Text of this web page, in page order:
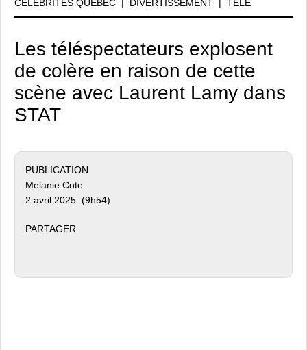
CELEBRITES QUEBEC | DIVERTISSEMENT | TELE
Les téléspectateurs explosent
de colère en raison de cette
scène avec Laurent Lamy dans
STAT
PUBLICATION
Melanie Cote
2 avril 2025 (9h54)
PARTAGER